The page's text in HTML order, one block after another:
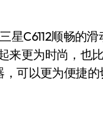
星C6112顺畅的
更为时尚，也
可以更为便捷